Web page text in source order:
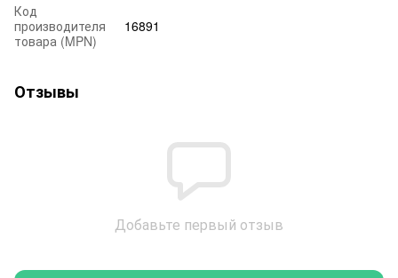
Код
производителя
товара (MPN)
16891
Отзывы
Добавьте первый отзыв